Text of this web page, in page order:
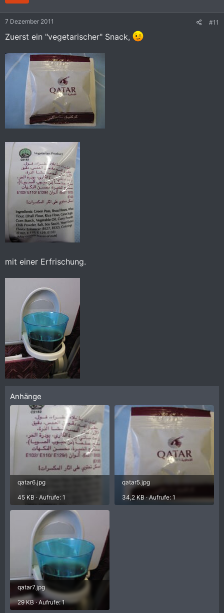
7 Dezember 2011 #11
Zuerst ein "vegetarischer" Snack,
mit einer Erfrischung.
Anhänge
qatar6.jpg
45 KB · Aufrufe: 1
qatar5.jpg
34,2 KB · Aufrufe: 1
qatar7.jpg
29 KB · Aufrufe: 1